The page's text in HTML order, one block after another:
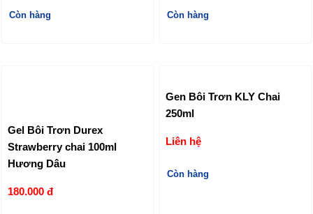
Còn hàng Còn hàng
Gel Bôi Trơn Durex
Strawberry chai 100ml
Hương Dâu
180.000 đ
Gen Bôi Trơn KLY Chai
250ml
Liên hệ
Còn hàng